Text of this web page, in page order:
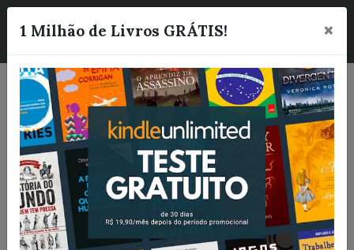
☰
1 Milhão de Livros GRÁTIS! ×